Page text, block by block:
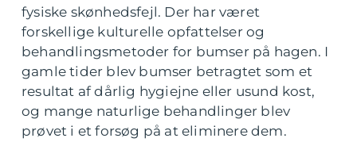
fysiske skønhedsfejl. Der har været
forskellige kulturelle opfattelser og
behandlingsmetoder for bumser på hagen. I
gamle tider blev bumser betragtet som et
resultat af dårlig hygiejne eller usund kost,
og mange naturlige behandlinger blev
prøvet i et forsøg på at eliminere dem.